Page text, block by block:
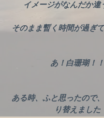
イメージがなんだか違
そのまま暫く時間が過ぎ
あ！白珊瑚！！
ある時、ふと思ったので
り替えました